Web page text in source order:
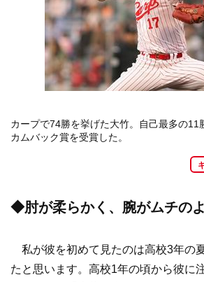
カープで74勝を挙げた大竹。自己最多の11
カムバック賞を受賞した。
◆肘が柔らかく、腕がムチの
私が彼を初めて見たのは高校3年の
たと思います。高校1年の頃から彼に